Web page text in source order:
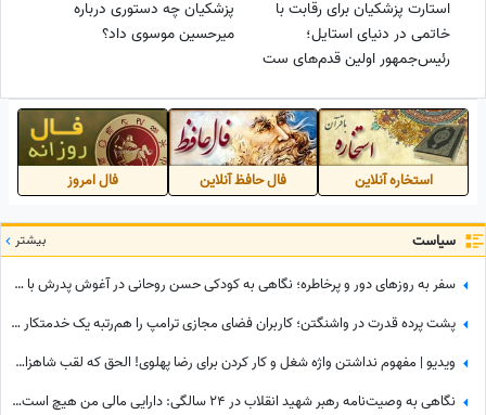
استارت پزشکیان برای رقابت با
خاتمی در دنیای استایل؛
رئیس‌جمهور اولین قدم‌های ست‌
برداشت!+عکس
پزشکیان چه دستوری درباره
میرحسین موسوی داد؟
استخاره آنلاین فال حافظ آنلاین فال امروز
سیاست بیشتر
سفر به روزهای دور و پرخاطره؛ نگاهی به کودکی حسن روحانی در آغوش پدرش با موهای از ته تراشیده شده+عکس
پشت پرده قدرت در واشنگتن؛ کاربران فضای مجازی ترامپ را هم‌رتبه یک خدمتکار دانستند!+ عکس
ویدیو | مفهوم نداشتن واژه شغل و کار کردن برای رضا پهلوی! الحق که لقب شاهزاده مفت‌خور کاملا برازنده توئه
نگاهی به وصیت‌نامه رهبر شهید انقلاب در 24 سالگی: دارایی مالی من هیچ است، ولی کفاف قرض‌های مرا می‌دهد؛ بیشترین بدهی رهبر شهید به چه کسی بود؟